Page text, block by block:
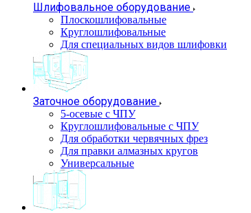
Шлифовальное оборудование
Плоскошлифовальные
Круглошлифовальные
Для специальных видов шлифовки
Заточное оборудование
5-осевые с ЧПУ
Круглошлифовальные с ЧПУ
Для обработки червячных фрез
Для правки алмазных кругов
Универсальные